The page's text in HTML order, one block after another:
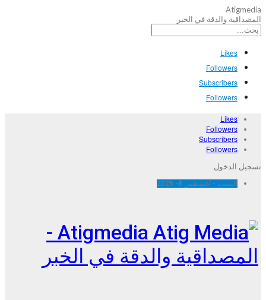
Atigmedia
المصداقية والدقة في الخبر
Likes
Followers
Subscribers
Followers
Likes
Followers
Subscribers
Followers
تسجيل الدخول
السبت - أغسطس 8- 2026
Atigmedia -
المصداقية والدقة في الخبر